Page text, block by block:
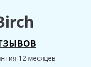
12 месяцев